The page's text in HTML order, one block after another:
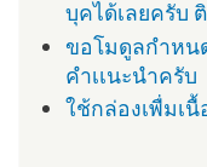
บุคได้เลยครับ
ขอโมดูลกำหน
คำเเนะนำครับ
ใช้กล่องเพื่มเ